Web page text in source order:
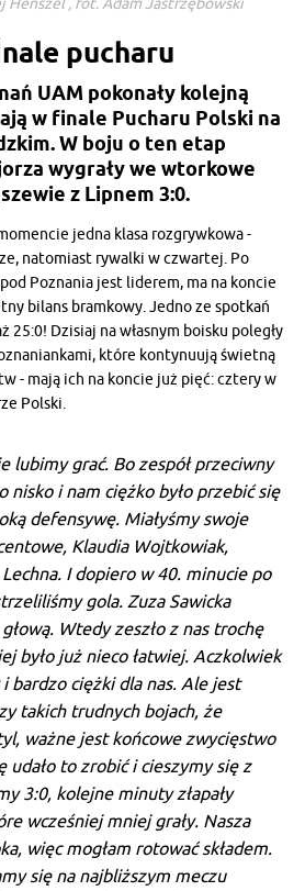
pucharu
UAM pokonały kolejną
w finale Pucharu Polski na
W boju o ten etap
wygrały we wtorkowe
z Lipnem 3:0.
jedna klasa rozgrywkowa -
natomiast rywalki w czwartej. Po
Poznania jest liderem, ma na koncie
bilans bramkowy. Jedno ze spotkań
25:0! Dzisiaj na własnym boisku poległy
które kontynuują świetną
- mają ich na koncie już pięć: cztery w
Polski.
lubimy grać. Bo zespół przeciwny
nisko i nam ciężko było przebić się
defensywę. Miałyśmy swoje
Klaudia Wojtkowiak,
I dopiero w 40. minucie po
gola. Zuza Sawicka
Wtedy zeszło z nas trochę
było już nieco łatwiej. Aczkolwiek
bardzo ciężki dla nas. Ale jest
takich trudnych bojach, że
ważne jest końcowe zwycięstwo
udało to zrobić i cieszymy się z
3:0, kolejne minuty złapały
wcześniej mniej grały. Nasza
więc mogłam rotować składem.
się na najbliższym meczu